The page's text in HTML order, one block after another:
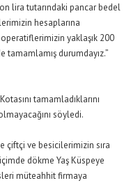
lira tutarındaki pancar bedel
hesaplarına
yaklaşık 200
durumdayız.”
tamamladıklarını
söyledi.
çiftçi ve besicilerimizin sıra
dökme Yaş Küspeye
müteahhit firmaya